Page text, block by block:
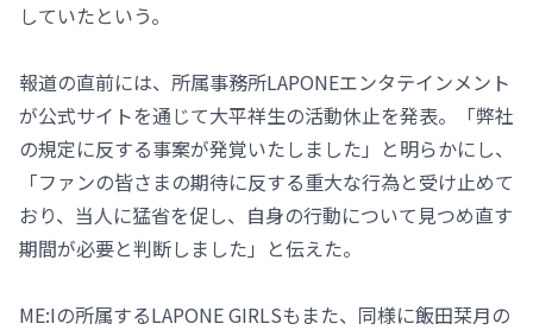
していたという。
報道の直前には、所属事務所LAPONEエンタテインメント
が公式サイトを通じて大平祥生の活動休止を発表。「弊社
の規定に反する事案が発覚いたしました」と明らかにし、
「ファンの皆さまの期待に反する重大な行為と受け止めて
おり、当人に猛省を促し、自身の行動について見つめ直す
期間が必要と判断しました」と伝えた。
ME:Iの所属するLAPONE GIRLSもまた、同様に飯田栞月の